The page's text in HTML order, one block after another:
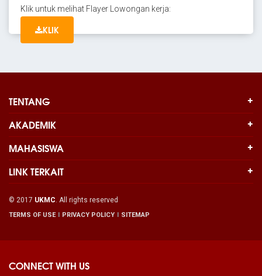
Klik untuk melihat Flayer Lowongan kerja:
KLIK
TENTANG
AKADEMIK
MAHASISWA
LINK TERKAIT
© 2017 UKMC. All rights reserved
TERMS OF USE PRIVACY POLICY SITEMAP
CONNECT WITH US